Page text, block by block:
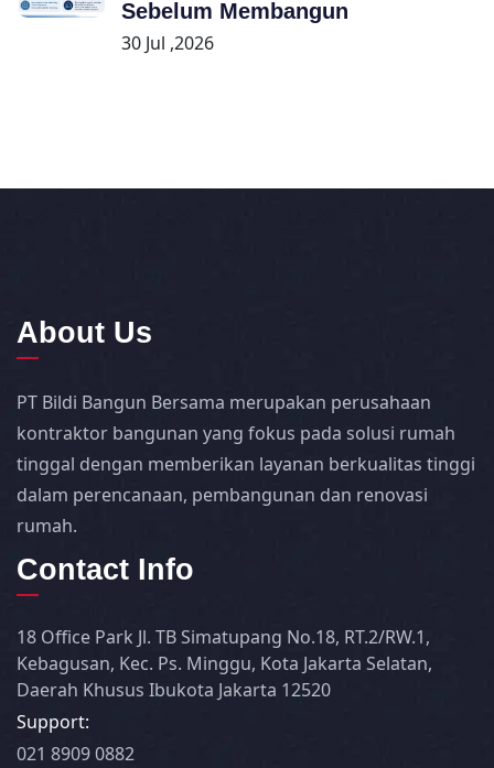
Sebelum Membangun
30 Jul ,2026
About Us
PT Bildi Bangun Bersama merupakan perusahaan
kontraktor bangunan yang fokus pada solusi rumah
tinggal dengan memberikan layanan berkualitas tinggi
dalam perencanaan, pembangunan dan renovasi
rumah.
Contact Info
18 Office Park Jl. TB Simatupang No.18, RT.2/RW.1,
Kebagusan, Kec. Ps. Minggu, Kota Jakarta Selatan,
Daerah Khusus Ibukota Jakarta 12520
Support:
021 8909 0882